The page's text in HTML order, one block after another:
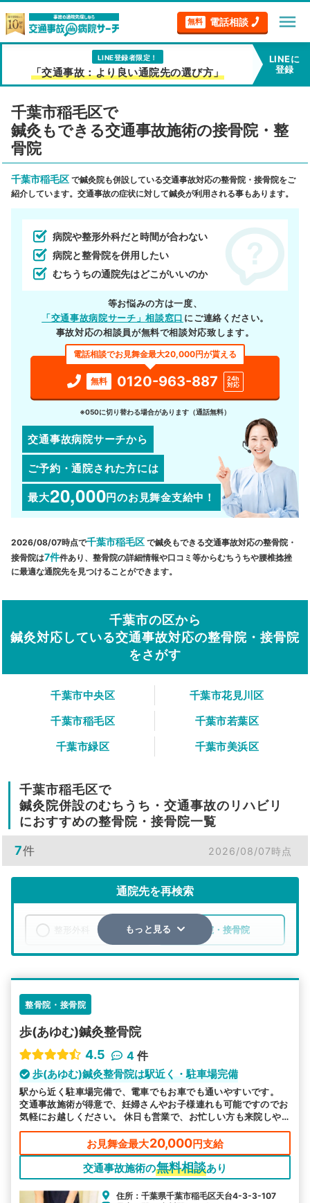
無料 電話相談 menu
LINE登録者限定！
「交通事故：より良い通院先の選び方」
LINEに
登録
千葉市稲毛区で
鍼灸もできる交通事故施術の接骨院・整
骨院
千葉市稲毛区 で鍼灸院も併設している交通事故対応の整骨院・接骨院をご
紹介しています。交通事故の症状に対して鍼灸が利用される事もあります。
病院や整形外科だと時間が合わない
病院と整骨院を併用したい
むちうちの通院先はどこがいいのか
等お悩みの方は一度、
「交通事故病院サーチ」相談窓口 にご連絡ください。
事故対応の相談員が無料で相談対応致します。
電話相談でお見舞金最大20,000円が貰える
無料 0120-963-887
24h
対応
※050に切り替わる場合があります（通話無料）
交通事故病院サーチから
ご予約・通院された方には
最大20,000円のお見舞金支給中！
2026/08/07時点で千葉市稲毛区 で鍼灸もできる交通事故対応の整骨院・
接骨院は7件件あり、整骨院の詳細情報や口コミ等からむちうちや腰椎捻挫
に最適な通院先を見つけることができます。
千葉市の区から
鍼灸対応している交通事故対応の整骨院・接骨院
をさがす
千葉市中央区
千葉市花見川区
千葉市稲毛区
千葉市若葉区
千葉市緑区
千葉市美浜区
千葉市稲毛区で
鍼灸院併設のむちうち・交通事故のリハビリ
におすすめの整骨院・接骨院一覧
7件 2026/08/07時点
通院先を再検索
整骨院・接骨院
詳細条件で絞り込む
その他の検索方法
駅から探す 院名から探す
もっと見る
整骨院・接骨院
歩(あゆむ)鍼灸整骨院
4.5
4 件
歩(あゆむ)鍼灸整骨院は駅近く・駐車場完備
駅から近く駐車場完備で、電車でもお車でも通いやすいです。
交通事故施術が得意で、妊婦さんやお子様連れも可能ですのでお
気軽にお越しください。 休日も営業で、お忙しい方も来院しや
すい環境で皆様のお越しをお待ちしております。
お見舞金最大20,000円支給
交通事故施術の無料相談あり
住所：千葉県千葉市稲毛区天台4-3-3-107